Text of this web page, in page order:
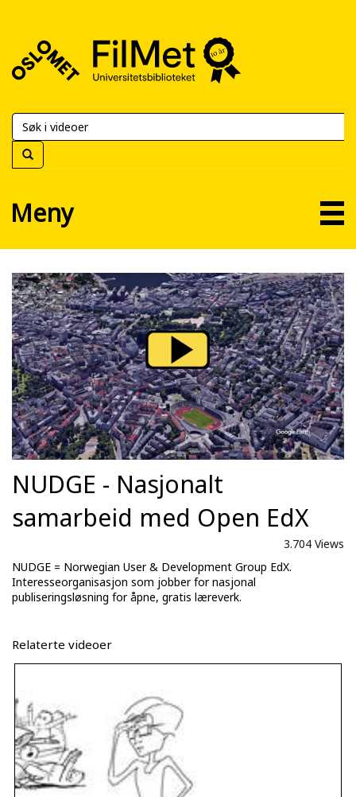
FilMet
Universitetsbiblioteket
Meny
NUDGE - Nasjonalt
samarbeid med Open EdX
3.704 Views
NUDGE = Norwegian User & Development Group EdX.
Interesseorganisasjon som jobber for nasjonal
publiseringsløsning for åpne, gratis læreverk.
Relaterte videoer